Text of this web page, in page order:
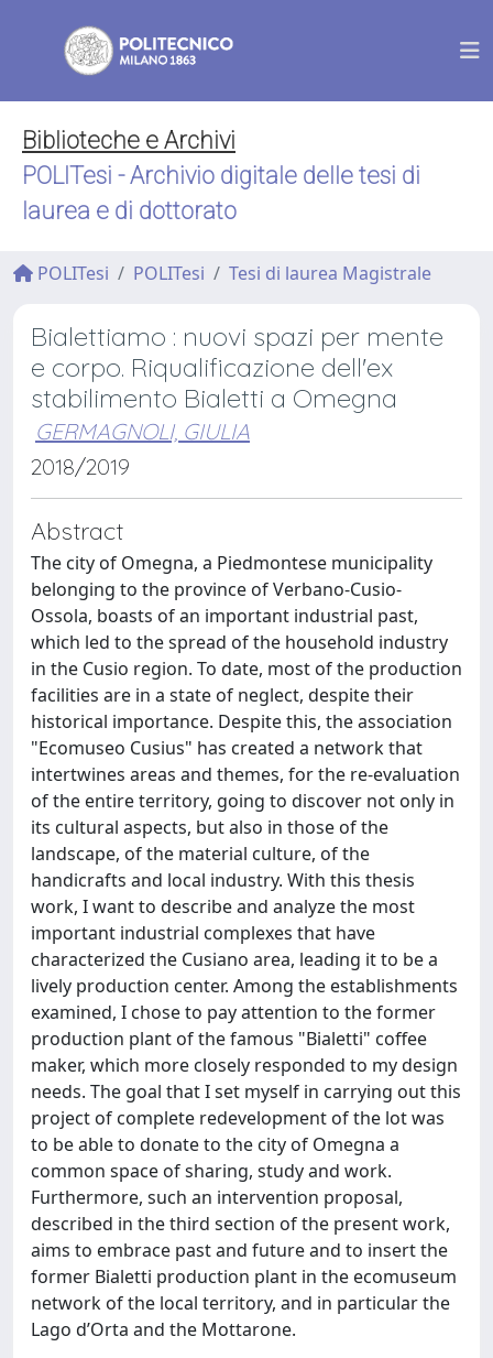
Biblioteche e Archivi
POLITesi - Archivio digitale delle tesi di
laurea e di dottorato
POLITesi POLITesi Tesi di laurea Magistrale
Bialettiamo : nuovi spazi per mente
e corpo. Riqualificazione dell'ex
stabilimento Bialetti a Omegna
GERMAGNOLI, GIULIA
2018/2019
Abstract
The city of Omegna, a Piedmontese municipality
belonging to the province of Verbano-Cusio-
Ossola, boasts of an important industrial past,
which led to the spread of the household industry
in the Cusio region. To date, most of the production
facilities are in a state of neglect, despite their
historical importance. Despite this, the association
"Ecomuseo Cusius" has created a network that
intertwines areas and themes, for the re-evaluation
of the entire territory, going to discover not only in
its cultural aspects, but also in those of the
landscape, of the material culture, of the
handicrafts and local industry. With this thesis
work, I want to describe and analyze the most
important industrial complexes that have
characterized the Cusiano area, leading it to be a
lively production center. Among the establishments
examined, I chose to pay attention to the former
production plant of the famous "Bialetti" coffee
maker, which more closely responded to my design
needs. The goal that I set myself in carrying out this
project of complete redevelopment of the lot was
to be able to donate to the city of Omegna a
common space of sharing, study and work.
Furthermore, such an intervention proposal,
described in the third section of the present work,
aims to embrace past and future and to insert the
former Bialetti production plant in the ecomuseum
network of the local territory, and in particular the
Lago d’Orta and the Mottarone.